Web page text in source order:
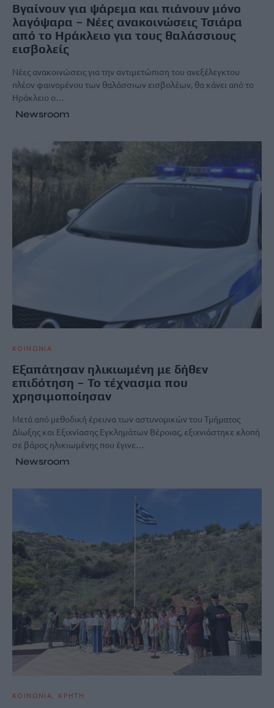
Βγαίνουν για ψάρεμα και πιάνουν μόνο
λαγόψαρα – Νέες ανακοινώσεις Τσιάρα
από το Ηράκλειο για τους θαλάσσιους
εισβολείς
Νέες ανακοινώσεις για την αντιμετώπιση του ανεξέλεγκτου
πλέον φαινομένου των θαλάσσιων εισβολέων, θα κάνει από το
Ηράκλειο ο…
Newsroom
ΚΟΙΝΩΝΙΑ
Εξαπάτησαν ηλικιωμένη με δήθεν
επιδότηση – Το τέχνασμα που
χρησιμοποίησαν
Μετά από μεθοδική έρευνα των αστυνομικών του Τμήματος
Δίωξης και Εξιχνίασης Εγκλημάτων Βέροιας, εξιχνιάστηκε κλοπή
σε βάρος ηλικιωμένης που έγινε…
Newsroom
ΚΟΙΝΩΝΙΑ ΚΡΗΤΗ